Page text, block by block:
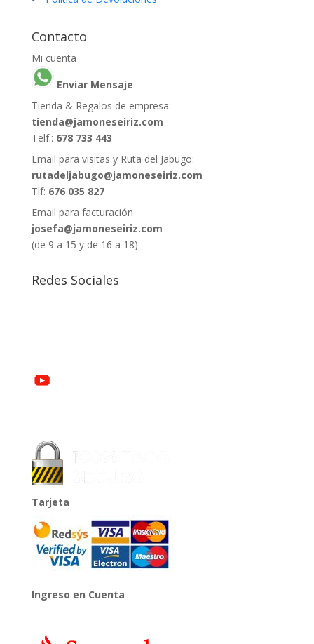
Contacto
Mi cuenta
Enviar Mensaje
Tienda & Regalos de empresa:
tienda@jamoneseiriz.com
Telf.: 678 733 443
Email para visitas y Ruta del Jabugo:
rutadeljabugo@jamoneseiriz.com
Tlf: 676 035 827
Email para facturación
josefa@jamoneseiriz.com
(de 9 a 15 y de 16 a 18)
Redes Sociales
Tarjeta
Ingreso en Cuenta